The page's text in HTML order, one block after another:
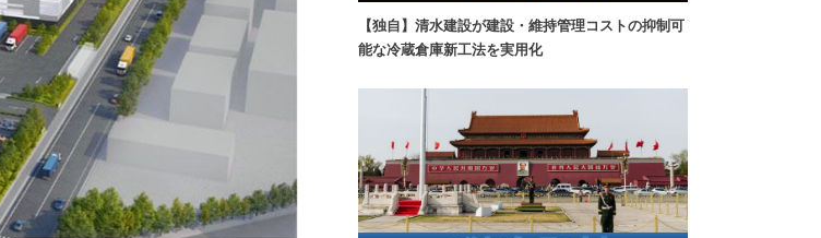
【独自】清水建設が建設・維持管理コストの抑制可
能な冷蔵倉庫新工法を実用化